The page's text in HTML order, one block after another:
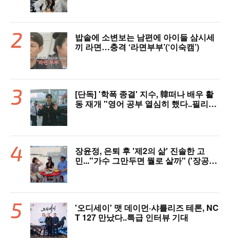
밥솥에 소변보는 남편에 아이들 삼시세
끼 라면…충격 ‘라면부부’(‘이숙캠’)
[단독] '학폭 종결' 지수, 韓떠나 배우 활
동 재개 "영어 공부 열심히 했다..필리핀
장윤정, 은퇴 후 '제2의 삶' 진솔한 고
민..."가수 그만두면 뭘로 살까" ('장공장
'오디세이' 맷 데이먼·샤를리즈 테론, NC
T 127 만났다..특급 인터뷰 기대